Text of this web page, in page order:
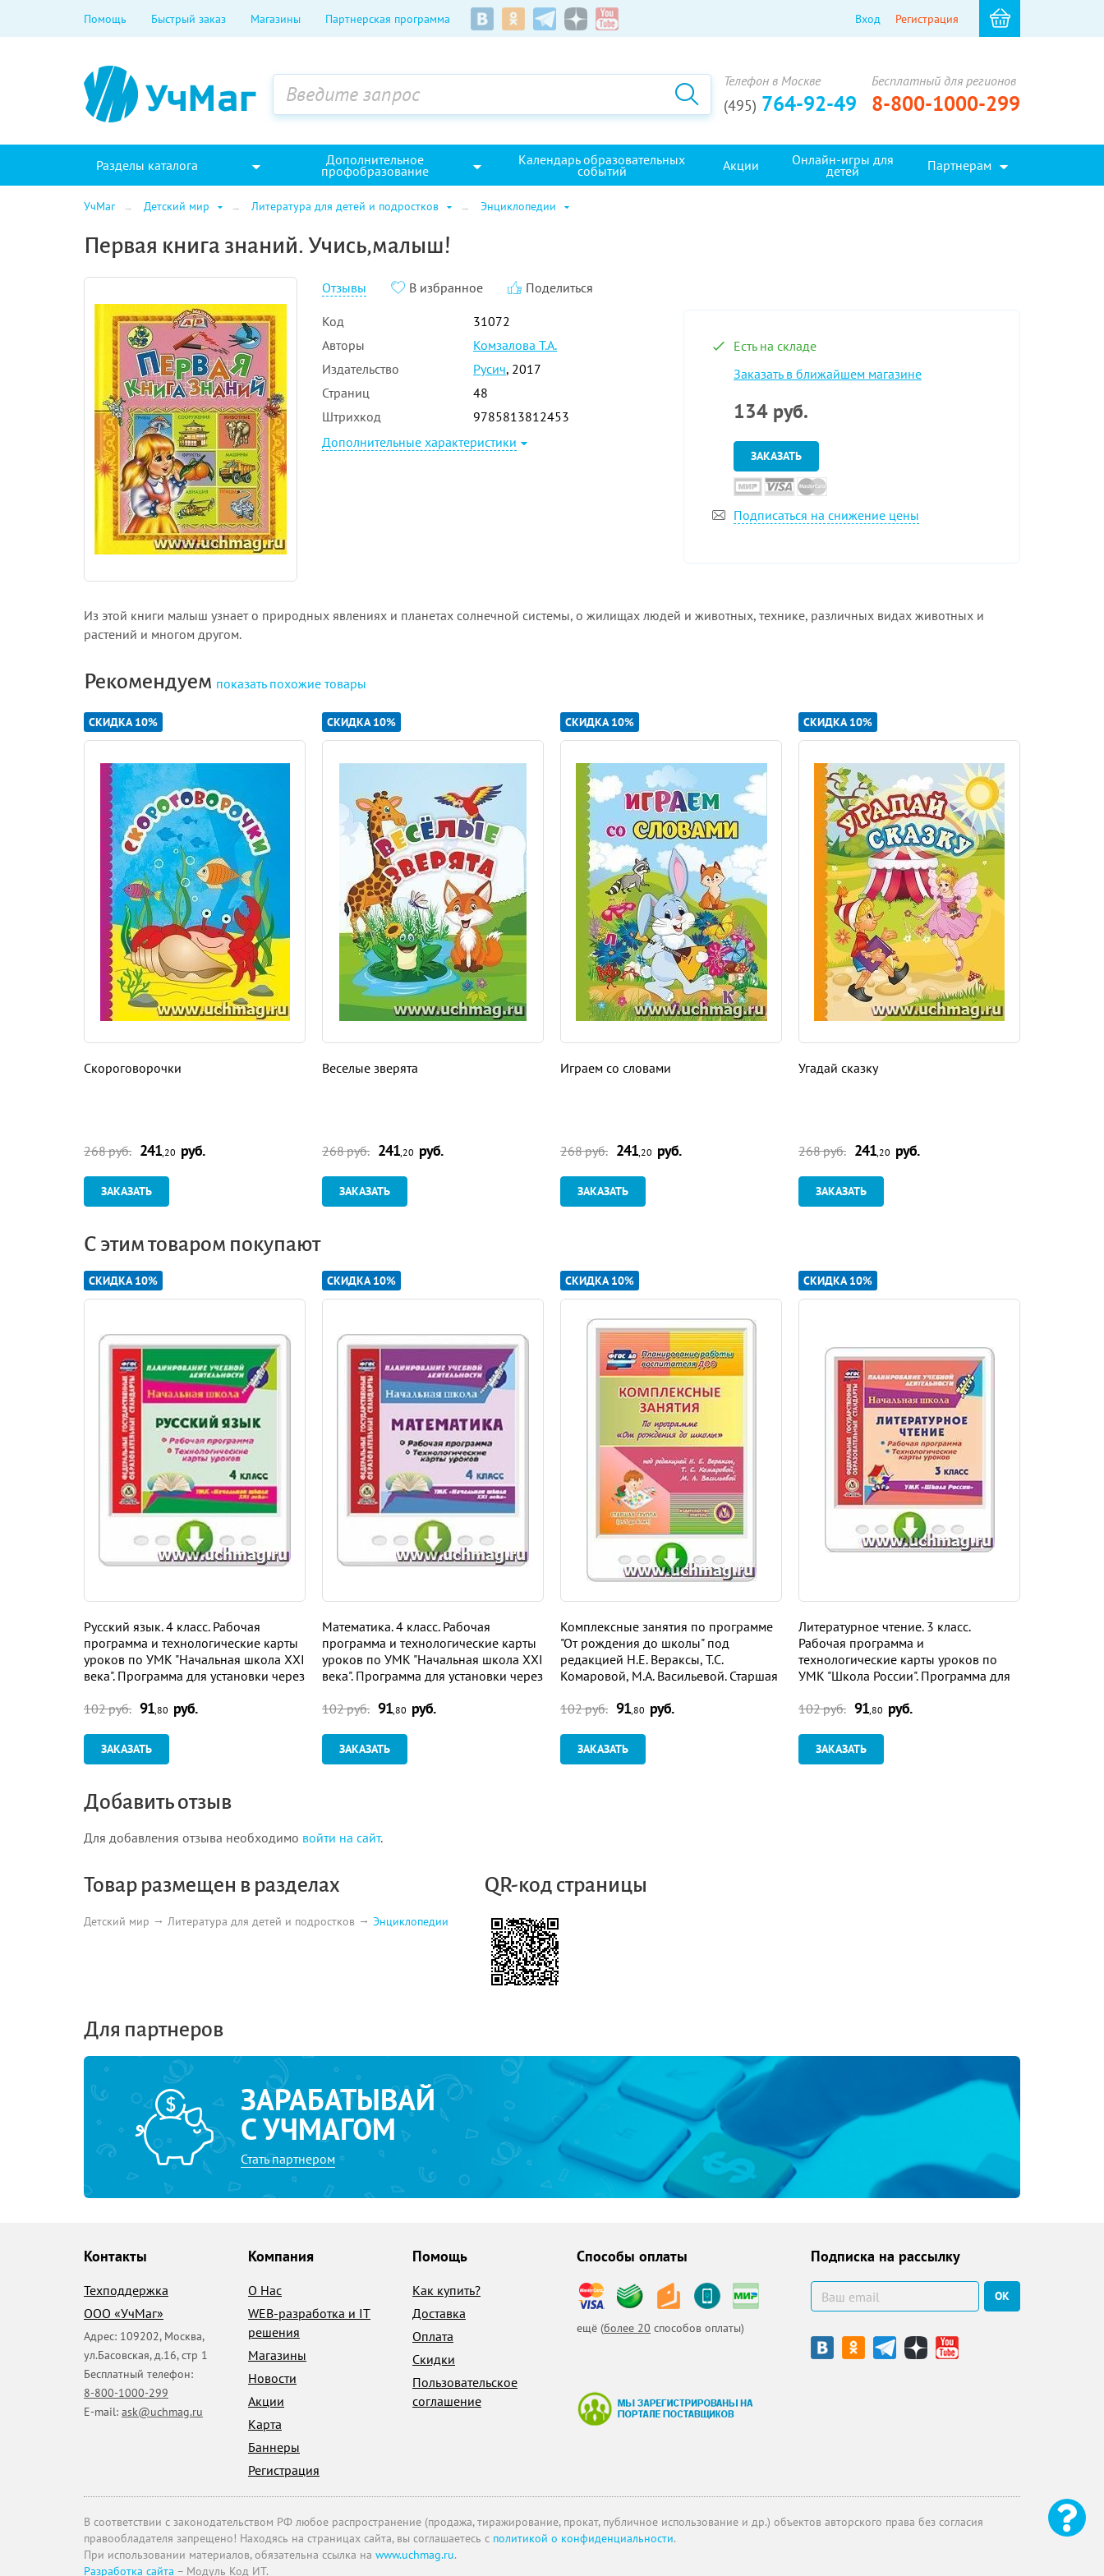
Помощь Быстрый заказ Магазины Партнерская программа Вход Регистрация
Телефон в Москве
(495) 764-92-49
Бесплатный для регионов
8-800-1000-299
Разделы каталога Дополнительное
профобразование
Календарь образовательных
событий Акции Онлайн-игры для
детей Партнерам
УчМаг Детский мир Литература для детей и подростков Энциклопедии
Первая книга знаний. Учись,малыш!
Отзывы В избранное Поделиться
Есть на складе
Заказать в ближайшем магазине
134 руб.
ЗАКАЗАТЬ
Подписаться на снижение цены
Код
31072
Авторы
Комзалова Т.А.
Издательство
Русич, 2017
Страниц
48
Штрихкод
9785813812453
Дополнительные характеристики
Из этой книги малыш узнает о природных явлениях и планетах солнечной системы, о жилищах людей и животных, технике, различных видах животных и
растений и многом другом.
Рекомендуем показатьпохожие товары
СКИДКА 10%
Скороговорочки
268 руб. 241 ,20 руб.
ЗАКАЗАТЬ
СКИДКА 10%
Веселые зверята
268 руб. 241 ,20 руб.
ЗАКАЗАТЬ
СКИДКА 10%
Играем со словами
268 руб. 241 ,20 руб.
ЗАКАЗАТЬ
СКИДКА 10%
Угадай сказку
268 руб. 241 ,20 руб.
ЗАКАЗАТЬ
С этим товаром покупают
СКИДКА 10%
Русский язык. 4 класс. Рабочая
программа и технологические карты
уроков по УМК "Начальная школа XXI
века". Программа для установки через
102 руб. 91 ,80 руб.
ЗАКАЗАТЬ
СКИДКА 10%
Математика. 4 класс. Рабочая
программа и технологические карты
уроков по УМК "Начальная школа XXI
века". Программа для установки через
102 руб. 91 ,80 руб.
ЗАКАЗАТЬ
СКИДКА 10%
Комплексные занятия по программе
"От рождения до школы" под
редакцией Н.Е. Вераксы, Т.С.
Комаровой, М.А. Васильевой. Старшая
через Интернет
102 руб. 91 ,80 руб.
ЗАКАЗАТЬ
СКИДКА 10%
Литературное чтение. 3 класс.
Рабочая программа и
технологические карты уроков по
УМК "Школа России". Программа для
102 руб. 91 ,80 руб.
ЗАКАЗАТЬ
Добавить отзыв
Для добавления отзыва необходимо войти на сайт.
Товар размещен в разделах
Детский мир Литература для детей и подростков Энциклопедии
QR-код страницы
Для партнеров
ЗАРАБАТЫВАЙ
С УЧМАГОМ
Стать партнером
Контакты
Техподдержка
ООО «УчМаг»
Адрес: 109202, Москва,
ул.Басовская, д.16, стр 1
Бесплатный телефон:
8-800-1000-299
E-mail: ask@uchmag.ru
Компания
О Нас
WEB-разработка и IT
решения
Магазины
Новости
Акции
Карта
Баннеры
Регистрация
Помощь
Как купить?
Доставка
Оплата
Скидки
Пользовательское
соглашение
Способы оплаты
ещё (более 20 способов оплаты)
Подписка на рассылку
ОК
В соответствии с законодательством РФ любое распространение (продажа, тиражирование, прокат, публичное использование и др.) объектов авторского права без согласия
правообладателя запрещено! Находясь на страницах сайта, вы соглашаетесь с политикой о конфиденциальности.
При использовании материалов, обязательна ссылка на www.uchmag.ru.
Разработка сайта – Модуль Код ИТ.